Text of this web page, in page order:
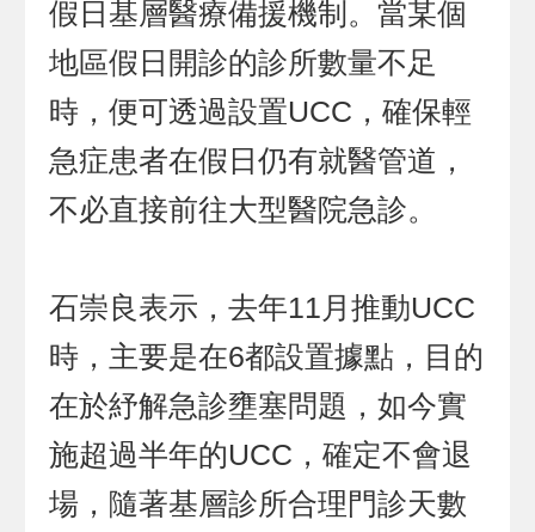
假日基層醫療備援機制。當某個
地區假日開診的診所數量不足
時，便可透過設置UCC，確保輕
急症患者在假日仍有就醫管道，
不必直接前往大型醫院急診。
石崇良表示，去年11月推動UCC
時，主要是在6都設置據點，目的
在於紓解急診壅塞問題，如今實
施超過半年的UCC，確定不會退
場，隨著基層診所合理門診天數